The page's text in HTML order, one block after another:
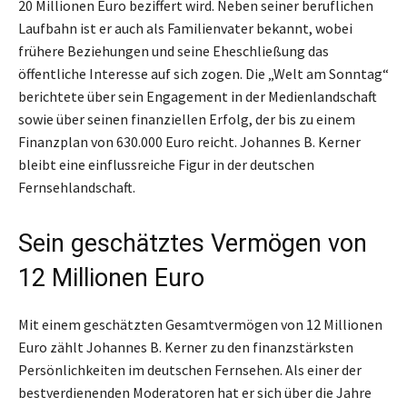
20 Millionen Euro beziffert wird. Neben seiner beruflichen
Laufbahn ist er auch als Familienvater bekannt, wobei
frühere Beziehungen und seine Eheschließung das
öffentliche Interesse auf sich zogen. Die „Welt am Sonntag“
berichtete über sein Engagement in der Medienlandschaft
sowie über seinen finanziellen Erfolg, der bis zu einem
Finanzplan von 630.000 Euro reicht. Johannes B. Kerner
bleibt eine einflussreiche Figur in der deutschen
Fernsehlandschaft.
Sein geschätztes Vermögen von
12 Millionen Euro
Mit einem geschätzten Gesamtvermögen von 12 Millionen
Euro zählt Johannes B. Kerner zu den finanzstärksten
Persönlichkeiten im deutschen Fernsehen. Als einer der
bestverdienenden Moderatoren hat er sich über die Jahre